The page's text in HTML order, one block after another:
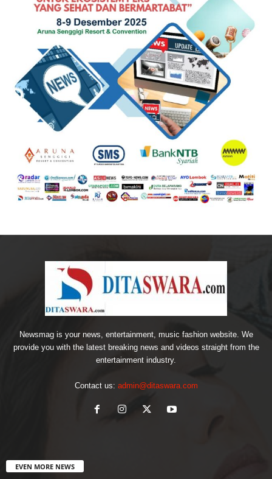
Newsmag is your news, entertainment, music fashion website. We
provide you with the latest breaking news and videos straight from the
entertainment industry.
Contact us: admin@ditaswara.com
EVEN MORE NEWS